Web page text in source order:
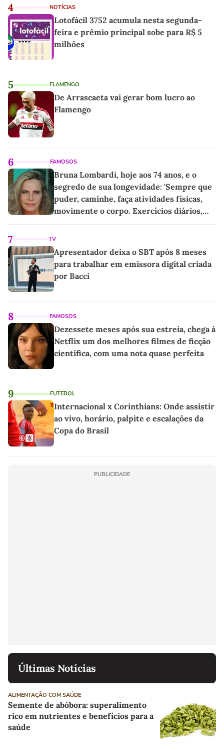
4 NOTÍCIAS
Lotofácil 3752 acumula nesta segunda-
feira e prêmio principal sobe para R$ 5
milhões
5 FLAMENGO
De Arrascaeta vai gerar bom lucro ao
Flamengo
6 FAMOSOS
Bruna Lombardi, hoje aos 74 anos, e o
segredo de sua longevidade: 'Sempre que
puder, caminhe, faça atividades físicas,
movimente o corpo. Exercícios diários,
7 TV
Apresentador deixa o SBT após 8 meses
para trabalhar em emissora digital criada
por Bacci
8 FAMOSOS
Dezessete meses após sua estreia, chega à
Netflix um dos melhores filmes de ficção
científica, com uma nota quase perfeita
9 FUTEBOL
Internacional x Corinthians: Onde assistir
ao vivo, horário, palpite e escalações da
Copa do Brasil
PUBLICIDADE
Últimas Notícias
ALIMENTAÇÃO COM SAÚDE
Semente de abóbora: superalimento
rico em nutrientes e benefícios para a
saúde